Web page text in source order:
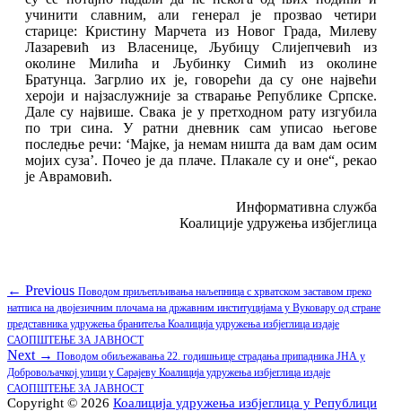
учинити славним, али генерал je прозвао четири
старице: Кристину Марчета из Новог Града, Милеву
Лазаревић из Власенице, Љубицу Слијепчевић из
околине Милића и Љубинку Симић из околине
Братунца. Загрлио их je, говорећи да су оне највећи
хероји и најзаслужније за стварање Републике Српске.
Дале су највише. Свака je у претходном рату изгубила
пo три сина. У ратни дневник сам уписао његове
последње речи: ‘Мајке, ja немам ништа да вам дам осим
мојих суза’. Почео je да плаче. Плакале су и оне“, рекао
је Аврамовић.
Информативна служба
Коалиције удружења избјеглица
Кретање
чланка
← Previous Previous
post:
Поводом приљепљивања наљепница с хрватском заставом преко
натписа на двојезичним плочама на државним институцијама у Вуковару од стране
представника удружења бранитеља Коалиција удружења избјеглица издаје
САОПШТЕЊЕ ЗА ЈАВНОСТ
Next → Next
post:
Поводом обиљежавања 22. годишњице страдања припадника ЈНА у
Добровољачкој улици у Сарајеву Коалиција удружења избјеглица издајe
САОПШТЕЊЕ ЗА ЈАВНОСТ
Copyright © 2026 Коалиција удружења избјеглица у Републици